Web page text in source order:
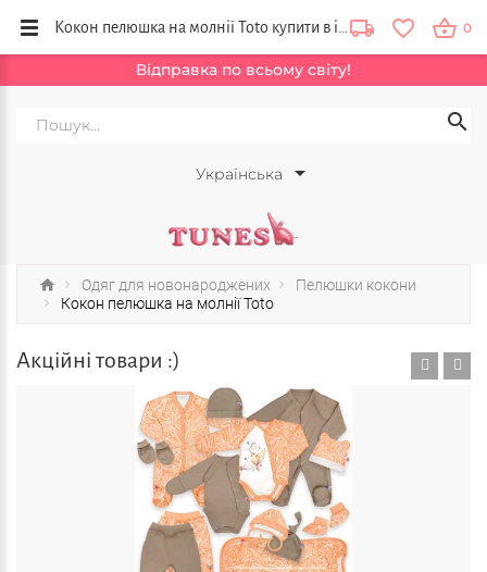
Відправка по всьому світу!
Українська
0
Одяг для новонароджених
Пелюшки кокони
Кокон пелюшка на молнії Toto
Акційні товари :)